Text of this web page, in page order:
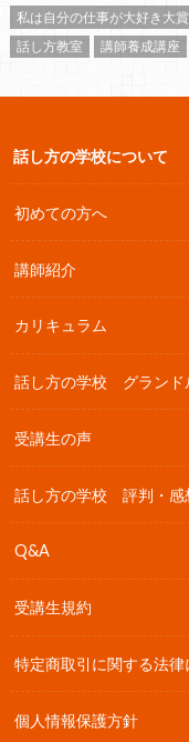
私は自分の仕事が大好き大賞
話し方教室
講師養成講座
話し方の学校について
初めての方へ
講師紹介
カリキュラム
話し方の学校 グランド
受講生の声
話し方の学校 評判・感
Q&A
受講生規約
特定商取引に関する法
個人情報保護方針